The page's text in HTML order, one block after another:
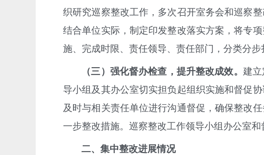
织研究巡察整改工作，多次召开室务会和巡察
结合单位实际，制定印发整改落实方案，将专
施、完成时限、责任领导、责任部门，分类分步
（三）强化督办检查，提升整改成效。 建
导小组及其办公室切实担负起组织实施和督促
及时与相关责任单位进行沟通督促，确保整改任
一步整改措施。 巡察整改工作领导小组办公室和
二、集中整改进展情况